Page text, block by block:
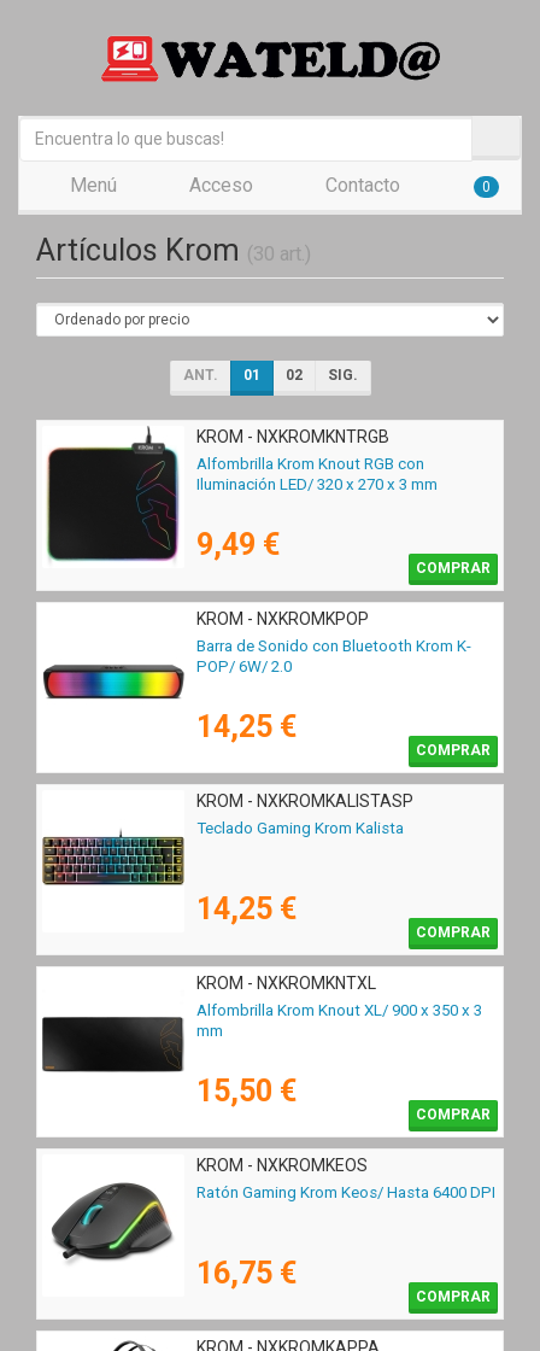
Menú Acceso Contacto 0
Artículos Krom (30 art.)
ANT. 01 02 SIG.
KROM - NXKROMKNTRGB
Alfombrilla Krom Knout RGB con
Iluminación LED/ 320 x 270 x 3 mm
9,49 €
COMPRAR
KROM - NXKROMKPOP
Barra de Sonido con Bluetooth Krom K-
POP/ 6W/ 2.0
14,25 €
COMPRAR
KROM - NXKROMKALISTASP
Teclado Gaming Krom Kalista
14,25 €
COMPRAR
KROM - NXKROMKNTXL
Alfombrilla Krom Knout XL/ 900 x 350 x 3
mm
15,50 €
COMPRAR
KROM - NXKROMKEOS
Ratón Gaming Krom Keos/ Hasta 6400 DPI
16,75 €
COMPRAR